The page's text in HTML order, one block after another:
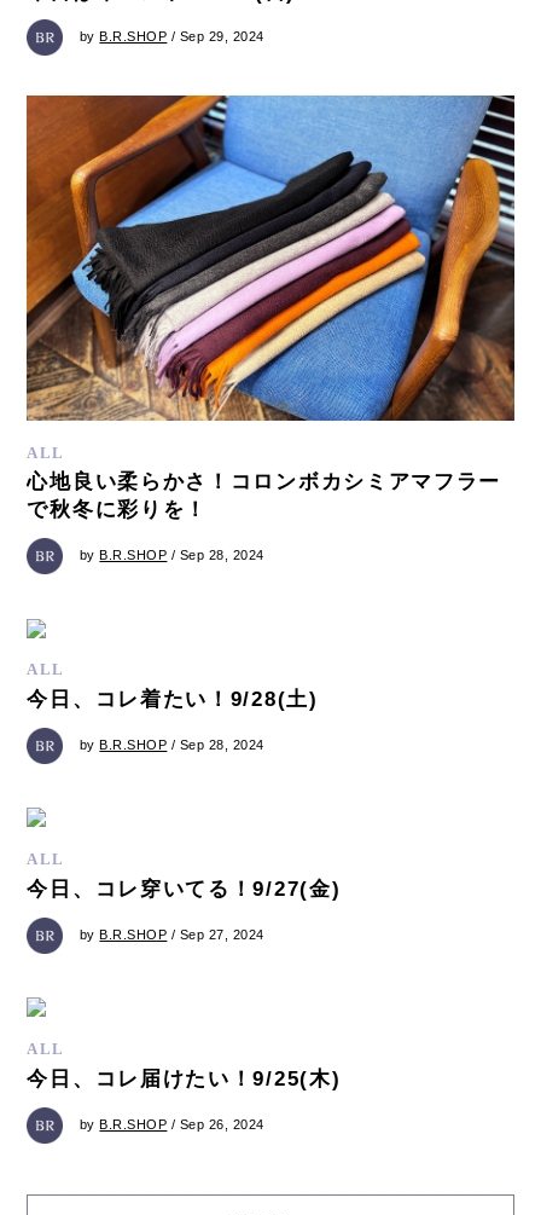
by B.R.SHOP / Sep 29, 2024
ALL
心地良い柔らかさ！コロンボカシミアマフラー
で秋冬に彩りを！
byB.R.SHOP / Sep 28, 2024
ALL
今日、コレ着たい！9/28(土)
byB.R.SHOP / Sep 28, 2024
ALL
今日、コレ穿いてる！9/27(金)
byB.R.SHOP / Sep 27, 2024
ALL
今日、コレ届けたい！9/25(木)
byB.R.SHOP / Sep 26, 2024